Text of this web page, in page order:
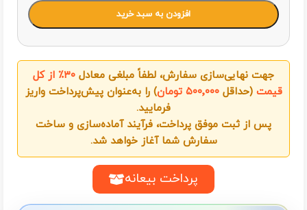
افزودن به سبد خرید
جهت نهایی‌سازی سفارش، لطفاً مبلغی معادل
۳۰٪ از کل
قیمت (حداقل۵۰۰٬۰۰۰ تومان
) را به‌عنوان پیش‌پرداخت واریز
فرمایید.
پس از ثبت موفق پرداخت، فرآیند آماده‌سازی و ساخت
سفارش شما آغاز خواهد شد.
پرداخت بیعانه